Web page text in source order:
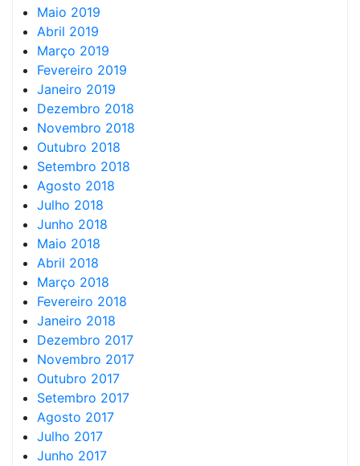
Maio 2019
Abril 2019
Março 2019
Fevereiro 2019
Janeiro 2019
Dezembro 2018
Novembro 2018
Outubro 2018
Setembro 2018
Agosto 2018
Julho 2018
Junho 2018
Maio 2018
Abril 2018
Março 2018
Fevereiro 2018
Janeiro 2018
Dezembro 2017
Novembro 2017
Outubro 2017
Setembro 2017
Agosto 2017
Julho 2017
Junho 2017